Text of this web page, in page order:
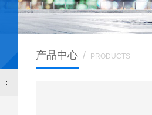
产品中心 / PRODUCTS